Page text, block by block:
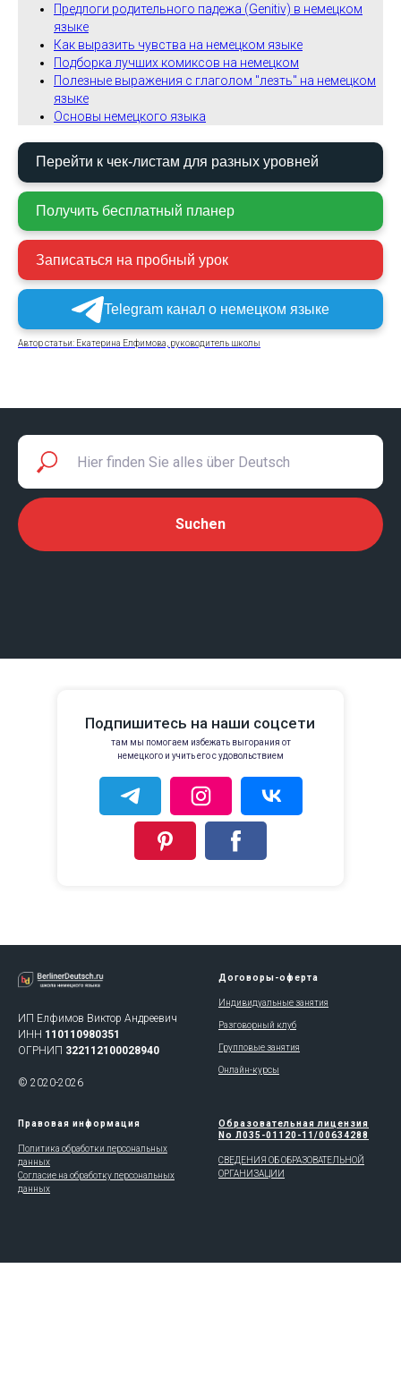
Предлоги родительного падежа (Genitiv) в немецком
языке
Как выразить чувства на немецком языке
Подборка лучших комиксов на немецком
Полезные выражения с глаголом "лезть" на немецком
языке
Основы немецкого языка
Перейти к чек-листам для разных уровней
Получить бесплатный планер
Записаться на пробный урок
Telegram канал о немецком языке
Автор статьи: Екатерина Елфимова, руководитель школы
Suchen
там мы помогаем избежать выгорания от
немецкого и учить его с удовольствием
Подпишитесь на наши соцсети
ИП Елфимов Виктор Андреевич
ИНН 110110980351
ОГРНИП 322112100028940
© 2020-2026
Договоры-оферта
Индивидуальные занятия
Разговорный клуб
Групповые занятия
Онлайн-курсы
Правовая информация
Политика обработки персональных
данных
Согласие на обработку персональных
данных
Образовательная лицензия
No Л035-01120-11/00634288
СВЕДЕНИЯ ОБ ОБРАЗОВАТЕЛЬНОЙ
ОРГАНИЗАЦИИ